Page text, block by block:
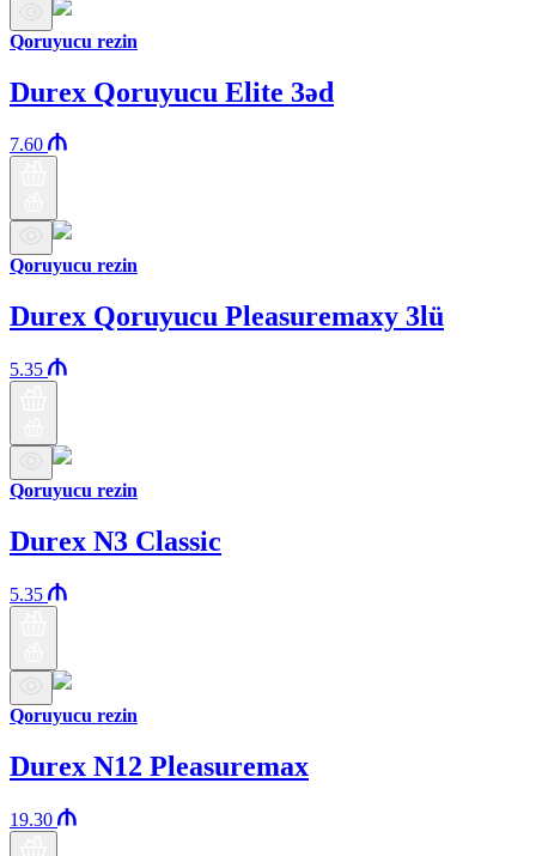
Qoruyucu rezin
Durex Qoruyucu Elite 3əd
7.60
Qoruyucu rezin
Durex Qoruyucu Pleasuremaxy 3lü
5.35
Qoruyucu rezin
Durex N3 Classic
5.35
Qoruyucu rezin
Durex N12 Pleasuremax
19.30